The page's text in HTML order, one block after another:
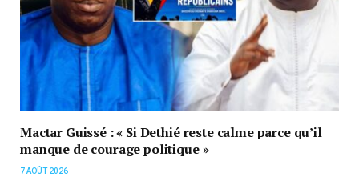
Mactar Guissé : « Si Dethié reste calme parce qu’il
manque de courage politique »
7 AOÛT 2026